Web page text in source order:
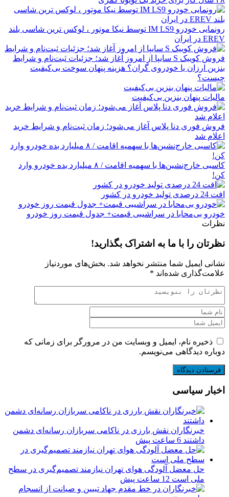
رونمایی خودرو IM LS9 توسط نیکا موتور ، لوکس ترین شاسی بلند
EREV در ایران
فروش کوییک S سایپا از امروز آغاز شد؛ جزئیات ثبت‌نام و شرایط
بنزین ارزان یا خودروی گران؟ هزینه پنهان سوخت بی‌کیفیت
چیست؟
مالیات پنهان بنزین بی‌کیفیت
فروش فوری دنا پلاس آغاز می‌شود؛ زمان ثبت‌نام و شرایط خرید
اعلام شد
کاسبی خارج‌نشین‌ها با سهمیه اقامت / ۸ میلیارد بده خودرو وارد
کن!
افت 24 درصدی تولید خودرو در کشور
خودرو بی‌محابا در سراشیبی قیمت+ جدول قیمت روز خودرو
نظرات
نظرتان را با ما به اشتراک بگذارید!
نشانی ایمیل شما منتشر نخواهد شد. بخش‌های موردنیاز
علامت‌گذاری شده‌اند *
ذخیره نام، ایمیل و وبسایت من در مرورگر برای زمانی که
دوباره دیدگاهی می‌نویسم.
اخبار سیاسی
خبرنگاران نقش بارزی در ناکامی سربازان رسانه‌ای دشمن
داشتند 6 ساعت پیش
حل معضل آلودگی هوای تهران نیازمند تصمیم‌گیری در سطح
ملی است 12 ساعت پیش